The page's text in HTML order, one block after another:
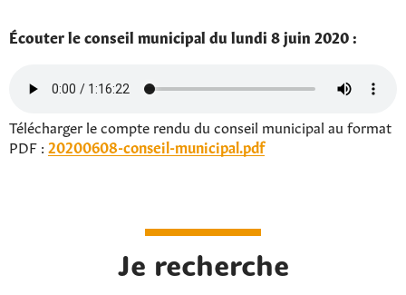
Écouter le conseil municipal du lundi 8 juin 2020 :
Télécharger le compte rendu du conseil municipal au format
PDF : 20200608-conseil-municipal.pdf
Je recherche